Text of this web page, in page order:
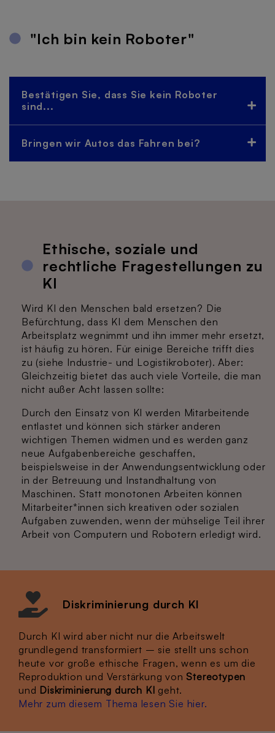
"Ich bin kein Roboter"
Bestätigen Sie, dass Sie kein Roboter
sind...
Bringen wir Autos das Fahren bei?
Ethische, soziale und
rechtliche Fragestellungen zu
KI
Wird KI den Menschen bald ersetzen? Die
Befürchtung, dass KI dem Menschen den
Arbeitsplatz wegnimmt und ihn immer mehr ersetzt,
ist häufig zu hören. Für einige Bereiche trifft dies
zu (siehe Industrie- und Logistikroboter). Aber:
Gleichzeitig bietet das auch viele Vorteile, die man
nicht außer Acht lassen sollte:
Durch den Einsatz von KI werden Mitarbeitende
entlastet und können sich stärker anderen
wichtigen Themen widmen und es werden ganz
neue Aufgabenbereiche geschaffen,
beispielsweise in der Anwendungsentwicklung oder
in der Betreuung und Instandhaltung von
Maschinen. Statt monotonen Arbeiten können
Mitarbeiter*innen sich kreativen oder sozialen
Aufgaben zuwenden, wenn der mühselige Teil ihrer
Arbeit von Computern und Robotern erledigt wird.
Diskriminierung durch KI
Durch KI wird aber nicht nur die Arbeitswelt
grundlegend transformiert – sie stellt uns schon
heute vor große ethische Fragen, wenn es um die
Reproduktion und Verstärkung von Stereotypen
und Diskriminierung durch KI geht.
Mehr zum diesem Thema lesen Sie hier.